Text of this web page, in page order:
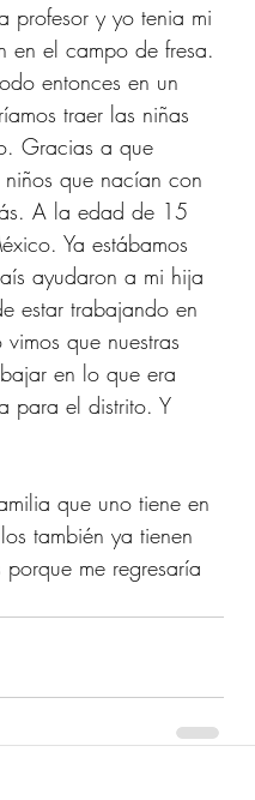
profesor y yo tenia mi
en el campo de fresa.
entonces en un
traer las niñas
Gracias a que
que nacían con
A la edad de 15
Ya estábamos
ayudaron a mi hija
estar trabajando en
que nuestras
en lo que era
para el distrito. Y
que uno tiene en
también ya tienen
me regresaría